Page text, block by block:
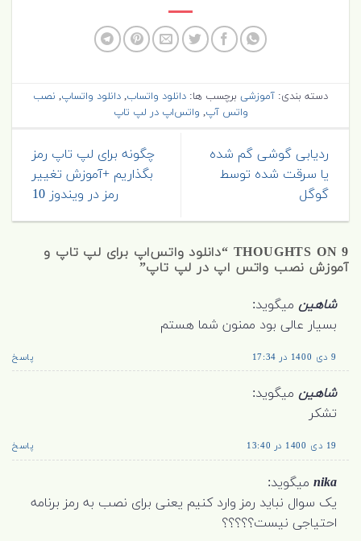
دسته بندی: آموزشی برچسب ها: دانلود واتساب, دانلود واتساپ, نصب
واتس آپ, واتس‌اپ در لپ تاپ
ردیابی گوشی گم شده
یا سرقت شده توسط
گوگل
چگونه برای لپ تاپ رمز
بگذاریم +آموزش تغییر
رمز در ویندوز 10
9 THOUGHTS ON “
دانلود واتس‌اپ برای لپ تاپ و
آموزش نصب واتس‌ اپ در لپ تاپ”
شاهین میگوید:
بسیار عالی بود ممنون شما هستم
9 دی 1400 در 17:34 پاسخ
شاهین میگوید:
تشکر
19 دی 1400 در 13:40 پاسخ
nika میگوید:
یک سوال نباید رمز وارد کنیم یعنی برای نصب به رمز برنامه
احتیاجی نیست؟؟؟؟؟